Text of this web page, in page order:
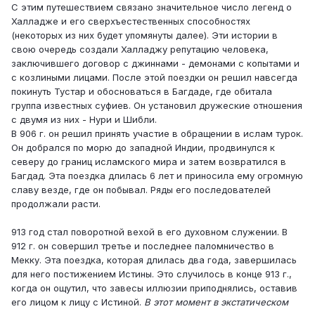
С этим путешествием связано значительное число легенд о
Халладже и его сверхъестественных способностях
(некоторых из них будет упомянуты далее). Эти истории в
свою очередь создали Халладжу репутацию человека,
заключившего договор с джиннами - демонами с копытами и
с козлиными лицами. После этой поездки он решил навсегда
покинуть Тустар и обосноваться в Багдаде, где обитала
группа известных суфиев. Он установил дружеские отношения
с двумя из них - Нури и Шибли.
В 906 г. он решил принять участие в обращении в ислам турок.
Он добрался по морю до западной Индии, продвинулся к
северу до границ исламского мира и затем возвратился в
Багдад. Эта поездка длилась 6 лет и приносила ему огромную
славу везде, где он побывал. Ряды его последователей
продолжали расти.
913 год стал поворотной вехой в его духовном служении. В
912 г. он совершил третье и последнее паломничество в
Мекку. Эта поездка, которая длилась два года, завершилась
для него постижением Истины. Это случилось в конце 913 г.,
когда он ощутил, что завесы иллюзии приподнялись, оставив
его лицом к лицу с Истиной. В этот момент в экстатическом